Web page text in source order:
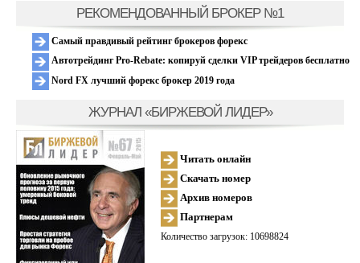
РЕКОМЕНДОВАННЫЙ БРОКЕР №1
Самый правдивый рейтинг брокеров форекс
Автотрейдинг Pro-Rebate: копируй сделки VIP трейдеров бесплатно
Nord FX лучший форекс брокер 2019 года
ЖУРНАЛ «БИРЖЕВОЙ ЛИДЕР»
Читать онлайн
Скачать номер
Архив номеров
Партнерам
Количество загрузок: 10698824